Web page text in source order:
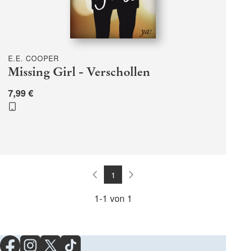
E.E. COOPER
Missing Girl - Verschollen
7,99 €
1-1 von 1
1